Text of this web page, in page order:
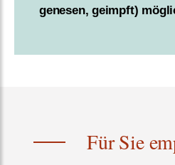
genesen, geimpft)
Für Sie